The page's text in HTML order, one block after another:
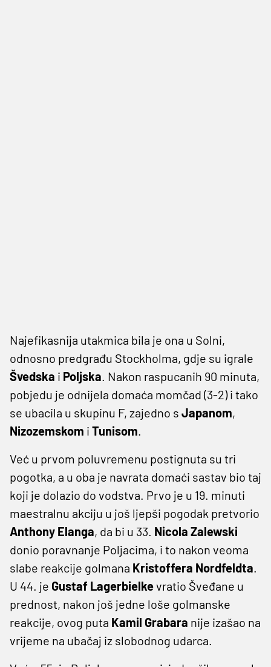
Najefikasnija utakmica bila je ona u Solni,
odnosno predgrađu Stockholma, gdje su igrale
Švedska i Poljska. Nakon raspucanih 90 minuta,
pobjedu je odnijela domaća momčad (3-2) i tako
se ubacila u skupinu F, zajedno s Japanom,
Nizozemskom i Tunisom.
Već u prvom poluvremenu postignuta su tri
pogotka, a u oba je navrata domaći sastav bio taj
koji je dolazio do vodstva. Prvo je u 19. minuti
maestralnu akciju u još ljepši pogodak pretvorio
Anthony Elanga, da bi u 33. Nicola Zalewski
donio poravnanje Poljacima, i to nakon veoma
slabe reakcije golmana Kristoffera Nordfeldta.
U 44. je Gustaf Lagerbielkevratio Šveđane u
prednost, nakon još jedne loše golmanske
reakcije, ovog puta Kamil Grabara nije izašao na
vrijeme na ubačaj iz slobodnog udarca.